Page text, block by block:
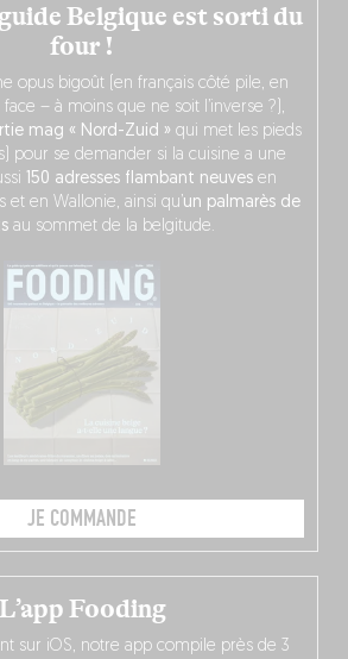
Belgique est sorti du
four !
opus bigoût (en français côté pile, en
– à moins que ne soit l’inverse ?),
mag « Nord-Zuid » qui met les pieds
pour se demander si la cuisine a une
150 adresses flambant neuvesen
et en Wallonie, ainsi qu’ un palmarès de
au sommet de la belgitude.
JE COMMANDE
L’app Fooding
sur iOS, notre app compile près de 3